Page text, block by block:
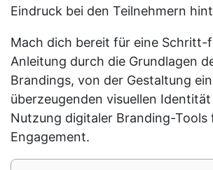
Eindruck bei den Teilnehmern
Mach dich bereit für eine
Anleitung durch die Grundlagen
Brandings, von der Gestaltung
überzeugenden visuellen
Nutzung digitaler Branding-Tools
Engagement.